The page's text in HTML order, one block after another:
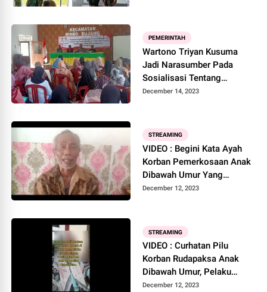
PEMERINTAH
Wartono Triyan Kusuma
Jadi Narasumber Pada
Sosialisasi Tentang
Pendidikan Pancasila dan
December 14, 2023
STREAMING
VIDEO : Begini Kata Ayah
Korban Pemerkosaan Anak
Dibawah Umur Yang
Pelakunya Divonis 3 Bulan
December 12, 2023
STREAMING
VIDEO : Curhatan Pilu
Korban Rudapaksa Anak
Dibawah Umur, Pelaku
Divonis 3 Bulan Penjara
December 12, 2023